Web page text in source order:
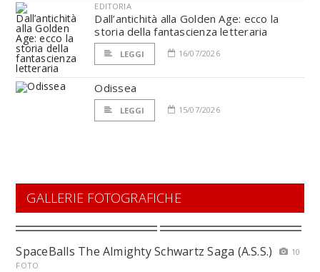
EDITORIA
Dall’antichità alla Golden Age: ecco la
storia della fantascienza letteraria
LEGGI 16/07/2026
Odissea
LEGGI 15/07/2026
GALLERIE FOTOGRAFICHE
SpaceBalls The Almighty Schwartz Saga (A.S.S.)
10
FOTO